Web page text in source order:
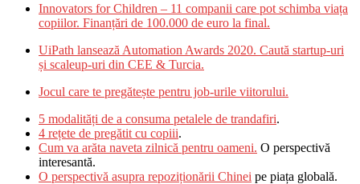
Innovators for Children – 11 companii care pot schimba viața
copiilor. Finanțări de 100.000 de euro la final.
UiPath lansează Automation Awards 2020. Caută startup-uri
și scaleup-uri din CEE & Turcia.
Jocul care te pregătește pentru job-urile viitorului.
5 modalități de a consuma petalele de trandafiri.
4 rețete de pregătit cu copiii.
Cum va arăta naveta zilnică pentru oameni. O perspectivă
interesantă.
O perspectivă asupra repoziționării Chinei pe piața globală.